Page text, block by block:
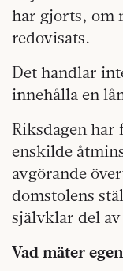
har gjorts, om
redovisats.
Det handlar
innehålla en
Riksdagen har
enskilde
avgörande
domstolens
självklar del
Vad mäter